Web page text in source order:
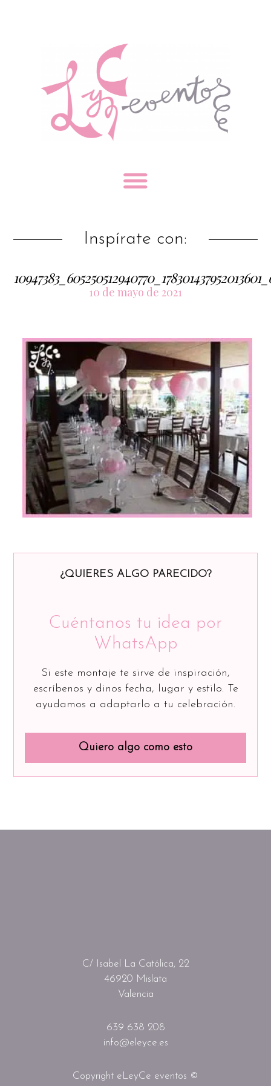
Inspírate con:
10 de mayo de 2021
¿QUIERES ALGO PARECIDO?
Cuéntanos tu idea por
WhatsApp
Si este montaje te sirve de inspiración,
escríbenos y dinos fecha, lugar y estilo. Te
ayudamos a adaptarlo a tu celebración.
Quiero algo como esto
C/ Isabel La Católica, 22
46920 Mislata
Valencia
639 638 208
info@eleyce.es
Copyright eLeyCe eventos ©